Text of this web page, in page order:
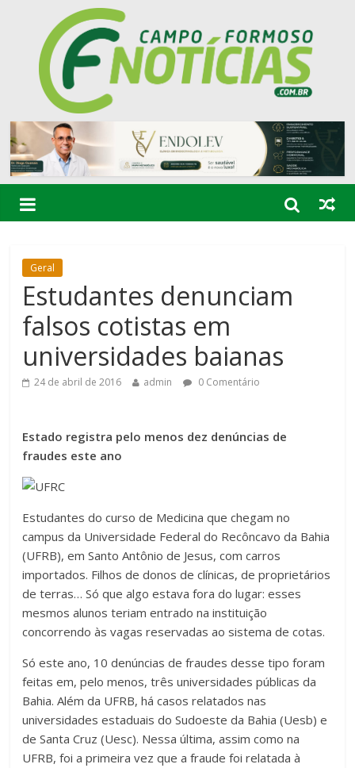
Geral
Estudantes denunciam
falsos cotistas em
universidades baianas
24 de abril de 2016 admin 0 Comentário
Estado registra pelo menos dez denúncias de
fraudes este ano
Estudantes do curso de Medicina que chegam no
campus da Universidade Federal do Recôncavo da Bahia
(UFRB), em Santo Antônio de Jesus, com carros
importados. Filhos de donos de clínicas, de proprietários
de terras… Só que algo estava fora do lugar: esses
mesmos alunos teriam entrado na instituição
concorrendo às vagas reservadas ao sistema de cotas.
Só este ano, 10 denúncias de fraudes desse tipo foram
feitas em, pelo menos, três universidades públicas da
Bahia. Além da UFRB, há casos relatados nas
universidades estaduais do Sudoeste da Bahia (Uesb) e
de Santa Cruz (Uesc). Nessa última, assim como na
UFRB, foi a primeira vez que a fraude foi relatada à